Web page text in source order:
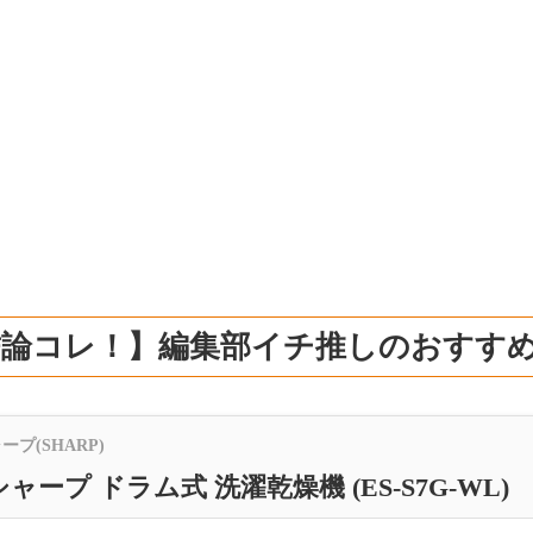
コレ！】編集部イチ推しのおすす
プ(SHARP)
ャープ ドラム式 洗濯乾燥機 (ES-S7G-WL)